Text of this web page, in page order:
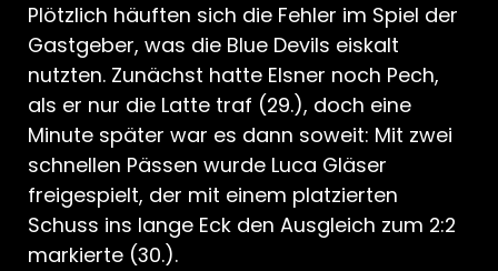
Plötzlich häuften sich die Fehler im Spiel der
Gastgeber, was die Blue Devils eiskalt
nutzten. Zunächst hatte Elsner noch Pech,
als er nur die Latte traf (29.), doch eine
Minute später war es dann soweit: Mit zwei
schnellen Pässen wurde Luca Gläser
freigespielt, der mit einem platzierten
Schuss ins lange Eck den Ausgleich zum 2:2
markierte (30.).